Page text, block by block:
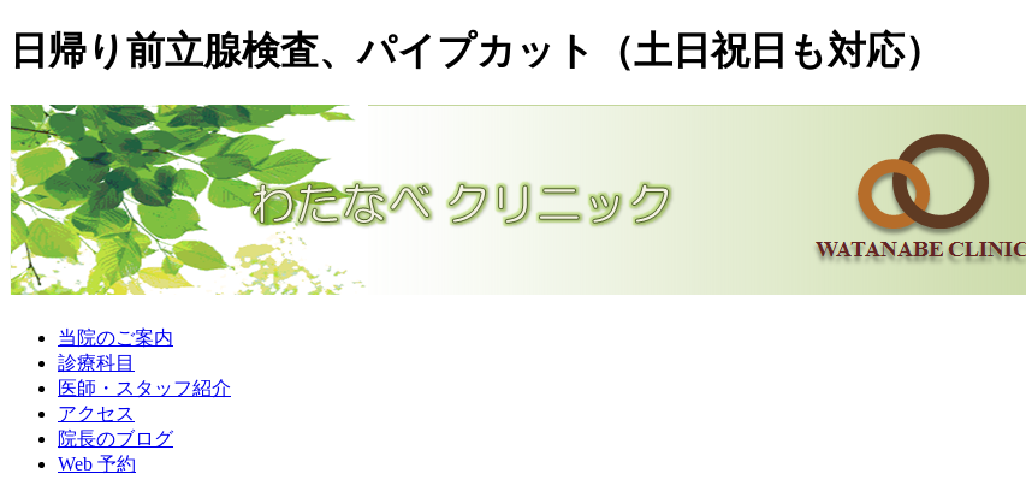
日帰り前立腺検査、パイプカット（土日祝日も対応）
当院のご案内
診療科目
医師・スタッフ紹介
アクセス
院長のブログ
Web 予約